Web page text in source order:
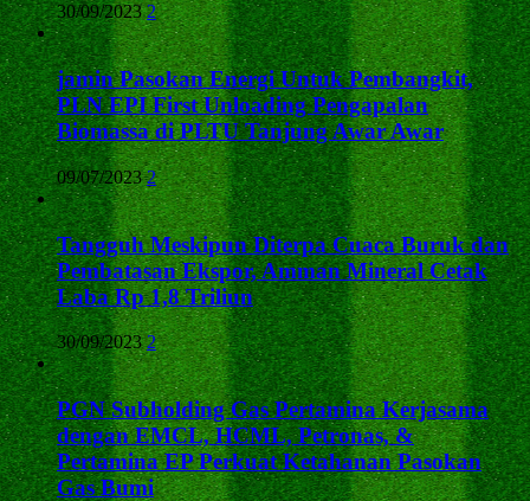
30/09/2023 2
jamin Pasokan Energi Untuk Pembangkit,
PLN EPI First Unloading Pengapalan
Biomassa di PLTU Tanjung Awar Awar
09/07/2023 2
Tangguh Meskipun Diterpa Cuaca Buruk dan
Pembatasan Ekspor, Amman Mineral Cetak
Laba Rp 1,8 Triliun
30/09/2023 2
PGN Subholding Gas Pertamina Kerjasama
dengan EMCL, HCML, Petronas, &
Pertamina EP Perkuat Ketahanan Pasokan
Gas Bumi